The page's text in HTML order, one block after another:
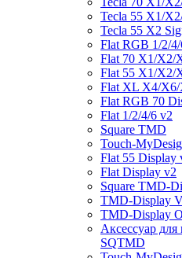
Tecla 55 X1/
Tecla 55 X2
Flat RGB 1/2/
Flat 70 X1/X2/
Flat 55 X1/X2/
Flat XL X4/
Flat RGB 70
Flat 1/2/4/6 v2
Square TMD
Touch-
Flat 55 Display
Flat Display v2
Square TMD-
TMD-Display
TMD-Display
Аксессуар
SQTMD